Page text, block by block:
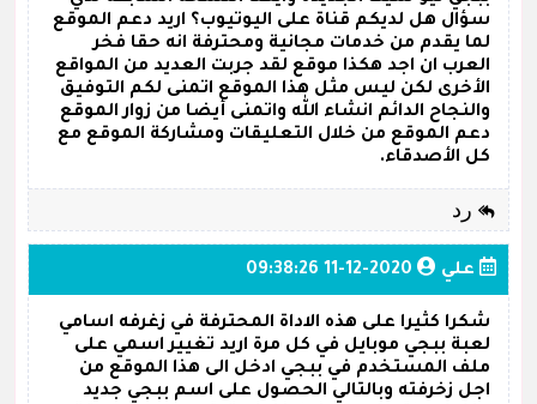
سؤال هل لديكم قناة على اليوتيوب؟ اريد دعم الموقع
لما يقدم من خدمات مجانية ومحترفة انه حقا فخر
العرب ان اجد هكذا موقع لقد جربت العديد من المواقع
الأخرى لكن ليس مثل هذا الموقع اتمنى لكم التوفيق
والنجاح الدائم انشاء الله واتمنى أيضا من زوار الموقع
دعم الموقع من خلال التعليقات ومشاركة الموقع مع
كل الأصدقاء.
رد
علي 2020-12-11 09:38:26
شكرا كثيرا على هذه الاداة المحترفة في زغرفه اسامي
لعبة ببجي موبايل في كل مرة اريد تغيير اسمي على
ملف المستخدم في ببجي ادخل الى هذا الموقع من
اجل زخرفته وبالتالي الحصول على اسم ببجي جديد